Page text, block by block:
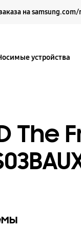
на samsung.com/
устройства
The